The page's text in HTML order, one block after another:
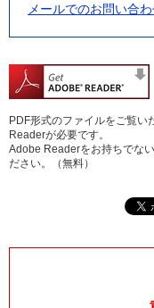
メールでのお問い合
PDF形式のファイルをご覧い
Readerが必要です。
Adobe Readerをお持ちでな
ださい。（無料）